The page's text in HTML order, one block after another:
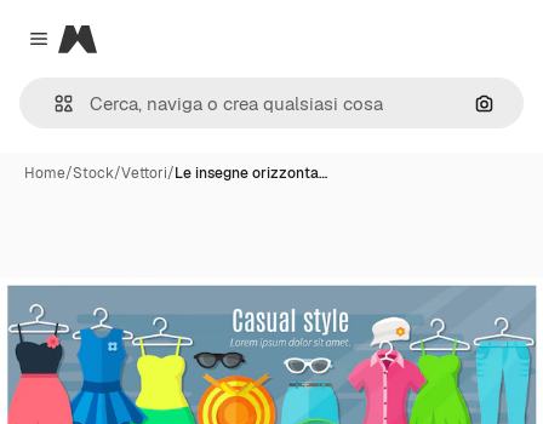
Close menu
Magnific
Cerca
Home/Stock/Vettori/Le insegne orizzonta…